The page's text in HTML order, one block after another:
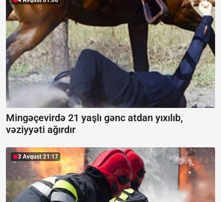
Mingəçevirdə 21 yaşlı gənc atdan yıxılıb,
vəziyyəti ağırdır
3 Avqust 21:17